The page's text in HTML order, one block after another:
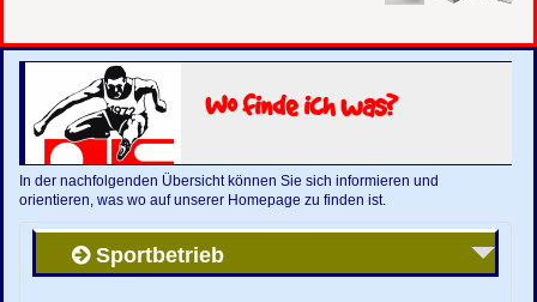
Wo finde ich was?
In der nachfolgenden Übersicht können Sie sich informieren und
orientieren, was wo auf unserer Homepage zu finden ist.
Sportbetrieb